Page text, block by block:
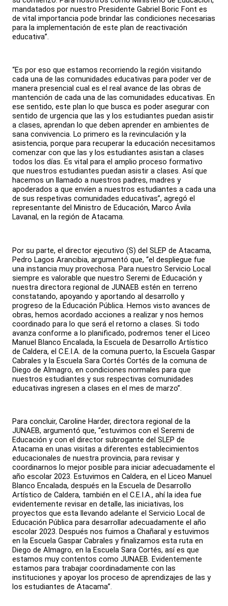
mandatados por nuestro Presidente Gabriel Boric Font es
de vital importancia pode brindar las condiciones necesarias
para la implementación de este plan de reactivación
educativa”.
“Es por eso que estamos recorriendo la región visitando
cada una de las comunidades educativas para poder ver de
manera presencial cual es el real avance de las obras de
mantención de cada una de las comunidades educativas. En
ese sentido, este plan lo que busca es poder asegurar con
sentido de urgencia que las y los estudiantes puedan asistir
a clases, aprendan lo que deben aprender en ambientes de
sana convivencia. Lo primero es la revinculación y la
asistencia, porque para recuperar la educación necesitamos
comenzar con que las y los estudiantes asistan a clases
todos los días. Es vital para el amplio proceso formativo
que nuestros estudiantes puedan asistir a clases. Así que
hacemos un llamado a nuestros padres, madres y
apoderados a que envíen a nuestros estudiantes a cada una
de sus respetivas comunidades educativas”, agregó el
representante del Ministro de Educación, Marco Ávila
Lavanal, en la región de Atacama.
Por su parte, el director ejecutivo (S) del SLEP de Atacama,
Pedro Lagos Arancibia, argumentó que, “el despliegue fue
una instancia muy provechosa. Para nuestro Servicio Local
siempre es valorable que nuestro Seremi de Educación y
nuestra directora regional de JUNAEB estén en terreno
constatando, apoyando y aportando al desarrollo y
progreso de la Educación Pública. Hemos visto avances de
obras, hemos acordado acciones a realizar y nos hemos
coordinado para lo que será el retorno a clases. Si todo
avanza conforme a lo planificado, podremos tener el Liceo
Manuel Blanco Encalada, la Escuela de Desarrollo Artístico
de Caldera, el C.E.I.A. de la comuna puerto, la Escuela Gaspar
Cabrales y la Escuela Sara Cortés Cortés de la comuna de
Diego de Almagro, en condiciones normales para que
nuestros estudiantes y sus respectivas comunidades
educativas ingresen a clases en el mes de marzo”.
Para concluir, Caroline Harder, directora regional de la
JUNAEB, argumentó que, “estuvimos con el Seremi de
Educación y con el director subrogante del SLEP de
Atacama en unas visitas a diferentes establecimientos
educacionales de nuestra provincia, para revisar y
coordinarnos lo mejor posible para iniciar adecuadamente el
año escolar 2023. Estuvimos en Caldera, en el Liceo Manuel
Blanco Encalada, después en la Escuela de Desarrollo
Artístico de Caldera, también en el C.E.I.A., ahí la idea fue
evidentemente revisar en detalle, las iniciativas, los
proyectos que esta llevando adelante el Servicio Local de
Educación Pública para desarrollar adecuadamente el año
escolar 2023. Después nos fuimos a Chañaral y estuvimos
en la Escuela Gaspar Cabrales y finalizamos esta ruta en
Diego de Almagro, en la Escuela Sara Cortés, así es que
estamos muy contentos como JUNAEB. Evidentemente
estamos para trabajar coordinadamente con las
instituciones y apoyar los proceso de aprendizajes de las y
los estudiantes de Atacama”.